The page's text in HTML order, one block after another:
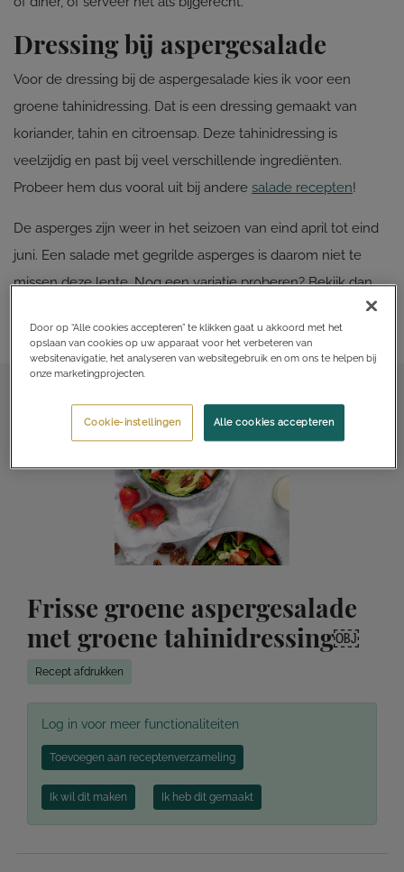
Dressing bij aspergesalade
Voor de dressing bij de aspergesalade kies ik voor een
groene tahinidressing. Dat is een dressing gemaakt van
koriander, tahin en citroensap. Deze tahinidressing is
veelzijdig en past bij veel verschillende ingrediënten.
Probeer hem dus vooral uit bij andere salade recepten!
De asperges zijn weer in het seizoen van eind april tot eind
juni. Een salade met gegrilde asperges is daarom niet te
missen deze lente. Nog een variatie proberen? Bekijk dan
burrata en artisjok.
Frisse groene aspergesalade
met groene tahinidressing￼
Recept afdrukken
Log in voor meer functionaliteiten
Toevoegen aan receptenverzameling
Ik wil dit maken Ik heb dit gemaakt
Door op “Alle cookies accepteren” te klikken gaat u akkoord met het
opslaan van cookies op uw apparaat voor het verbeteren van
websitenavigatie, het analyseren van websitegebruik en om ons te helpen bij
onze marketingprojecten.
Alle cookies accepteren
Cookie-instellingen